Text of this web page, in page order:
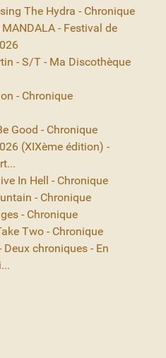
The Hydra - Chronique
MANDALA - Festival de
- S/T - Ma Discothèque
- Chronique
Good - Chronique
(XIXème édition) -
In Hell - Chronique
- Chronique
- Chronique
Two - Chronique
Deux chroniques - En